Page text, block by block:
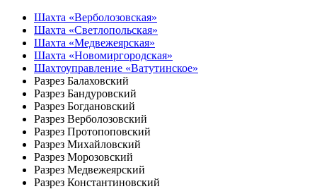
Шахта «Верболозовская»
Шахта «Светлопольская»
Шахта «Медвежеярская»
Шахта «Новомиргородская»
Шахтоуправление «Ватутинское»
Разрез Балаховский
Разрез Бандуровский
Разрез Богдановский
Разрез Верболозовский
Разрез Протопоповский
Разрез Михайловский
Разрез Морозовский
Разрез Медвежеярский
Разрез Константиновский